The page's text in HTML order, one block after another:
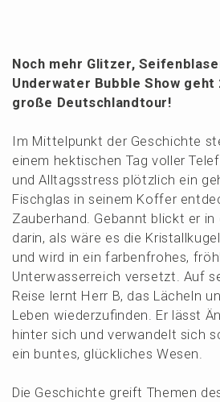
Noch mehr Glitzer,
Under­wa­ter Bubble Show
große Deutschlandtour!
Im Mittel­punkt der Geschich­te
einem hekti­schen Tag voller
und Alltags­stress plötz­lich ein
Fisch­glas in seinem Koffer
Zauber­hand. Gebannt blickt er
darin, als wäre es die
und wird in ein farben­fro­hes,
Unter­was­ser­reich versetzt. Auf
Reise lernt Herr B, das Lächeln
Leben wieder­zu­fin­den. Er lässt
hinter sich und verwan­delt sich
ein buntes, glück­li­ches Wesen.
Die Geschich­te greift Themen